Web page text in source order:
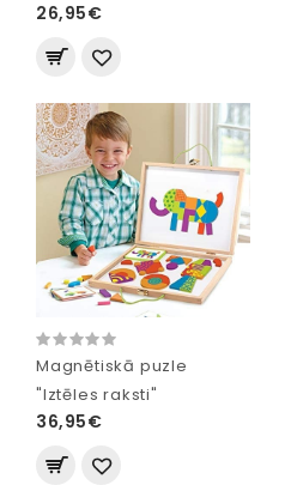
26,95€
Magnētiskā puzle
"Iztēles raksti"
36,95€